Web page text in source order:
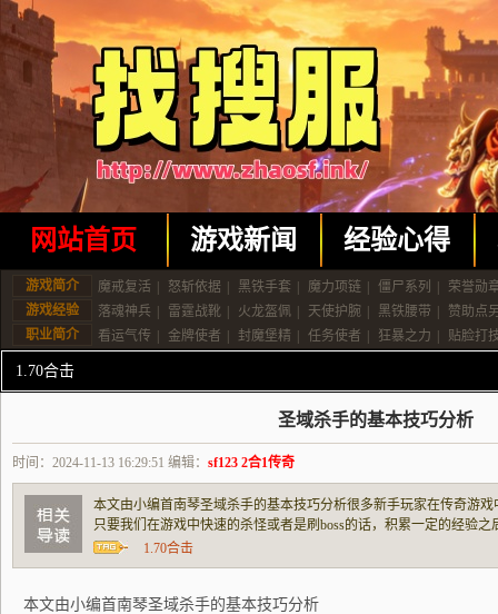
网站首页 游戏新闻 经验心得
游戏简介 魔戒复活 怒斩依据 黑铁手套 魔力项链 僵尸系列
荣誉勋
游戏经验
落魂神兵 雷霆战靴 火龙盔佩 天使护腕 黑铁腰带
赞助点
职业简介
看运气传 金牌使者 封魔堡精 任务使者 狂暴之力 贴脸打
1.70合击
圣域杀手的基本技巧分析
时间：2024-11-13 16:29:51 编辑： sf123 2合1传奇
本文由小编首南琴圣域杀手的基本技巧分析很多新手玩家在传奇游
只要我们在游戏中快速的杀怪或者是刷boss的话，积累一定的经验
级，对于很多新手玩家来说也是这样，但是不知道掌握技巧，所以
速升级的窍门我就为大家探讨一下。首先在不知
1.70合击
本文由小编首南琴圣域杀手的基本技巧分析